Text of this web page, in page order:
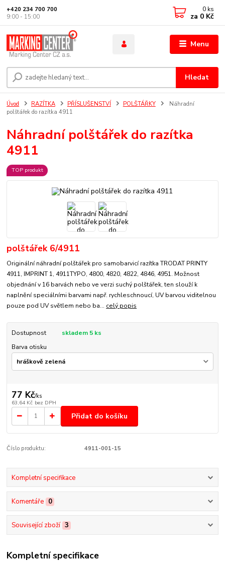
Menu
Hledat
+420 234 700 700
9:00 - 15:00
0 ks
za 0 Kč
Úvod RAZÍTKA PŘÍSLUŠENSTVÍ POLŠTÁŘKY
Náhradní
polštářek do razítka 4911
Náhradní polštářek do razítka
4911
TOP produkt
polštářek 6/4911
Originální náhradní polštářek pro samobarvicí razítka TRODAT PRINTY
4911, IMPRINT 1, 4911TYPO, 4800, 4820, 4822, 4846, 4951. Možnost
objednání v 16 barvách nebo ve verzi suchý polštářek, ten slouží k
naplnění speciálními barvami např. rychleschnoucí, UV barvou viditelnou
pouze pod UV světlem nebo ba... celý popis
Dostupnost
skladem 5 ks
Barva otisku
77 Kč/ks
63,64 Kč bez DPH
Přidat do košíku
Číslo produktu: 4911-001-15
Kompletní specifikace
Komentáře 0
Související zboží 3
Kompletní specifikace